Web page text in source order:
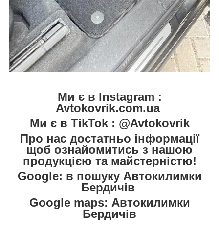
Ми є в Instagram :
Avtokovrik.com.ua
Ми є в TikTok : @Avtokovrik
Про нас достатньо інформації
щоб ознайомитись з нашою
продукцією та майстерністю!
Google: в пошуку Автокилимки
Бердичів
Google maps: Автокилимки
Бердичів